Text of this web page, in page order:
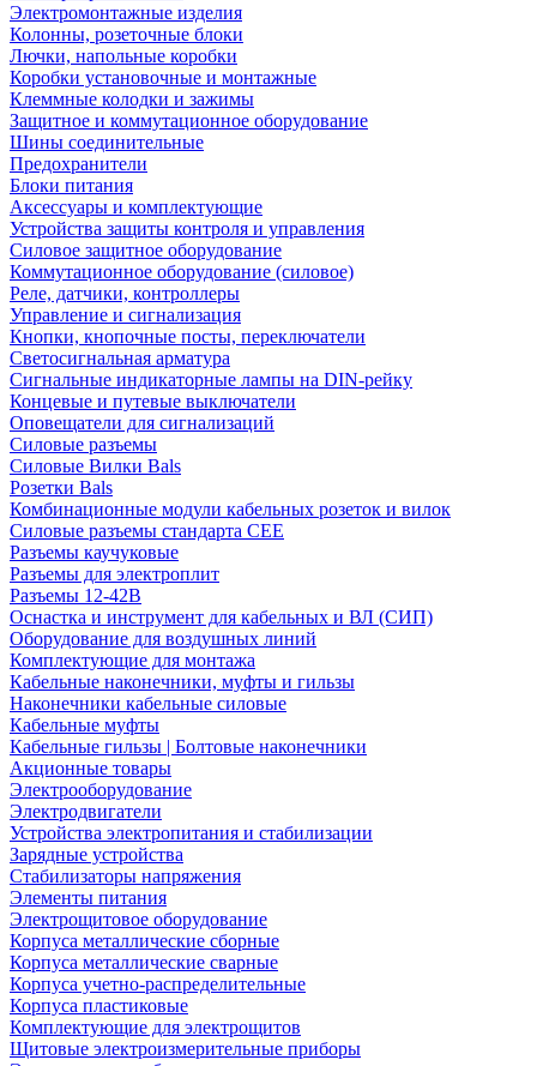
Электромонтажные изделия
Колонны, розеточные блоки
Лючки, напольные коробки
Коробки установочные и монтажные
Клеммные колодки и зажимы
Защитное и коммутационное оборудование
Шины соединительные
Предохранители
Блоки питания
Аксессуары и комплектующие
Устройства защиты контроля и управления
Силовое защитное оборудование
Коммутационное оборудование (силовое)
Реле, датчики, контроллеры
Управление и сигнализация
Кнопки, кнопочные посты, переключатели
Светосигнальная арматура
Сигнальные индикаторные лампы на DIN-рейку
Концевые и путевые выключатели
Оповещатели для сигнализаций
Силовые разъемы
Силовые Вилки Bals
Розетки Bals
Комбинационные модули кабельных розеток и вилок
Силовые разъемы стандарта CEE
Разъемы каучуковые
Разъемы для электроплит
Разъемы 12-42В
Оснастка и инструмент для кабельных и ВЛ (СИП)
Оборудование для воздушных линий
Комплектующие для монтажа
Кабельные наконечники, муфты и гильзы
Наконечники кабельные силовые
Кабельные муфты
Кабельные гильзы | Болтовые наконечники
Акционные товары
Электрооборудование
Электродвигатели
Устройства электропитания и стабилизации
Зарядные устройства
Стабилизаторы напряжения
Элементы питания
Электрощитовое оборудование
Корпуса металлические сборные
Корпуса металлические сварные
Корпуса учетно-распределительные
Корпуса пластиковые
Комплектующие для электрощитов
Щитовые электроизмерительные приборы